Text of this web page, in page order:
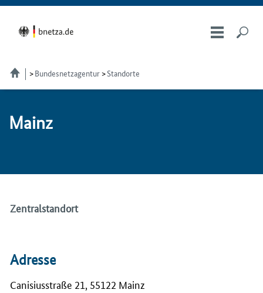
Bundesnetzagentur Standorte
Mainz
Zentralstandort
Adresse
Canisiusstraße 21, 55122 Mainz